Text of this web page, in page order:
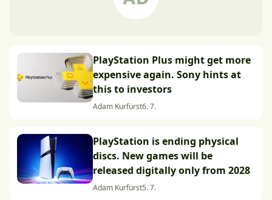
PlayStation Plus might get more
expensive again. Sony hints at
this to investors
Adam Kurfürst6. 7.
PlayStation is ending physical
discs. New games will be
released digitally only from 2028
Adam Kurfürst5. 7.